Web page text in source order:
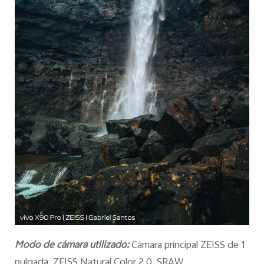
Modo de cámara utilizado:Cámara principal ZEISS de 1